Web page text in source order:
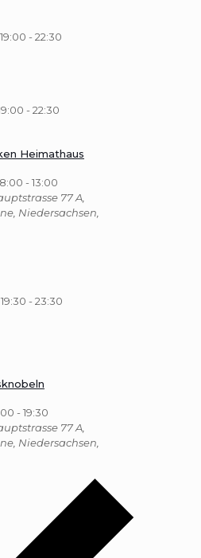
-22:30
-22:30
Heimathaus
-13:00
77 A,
Niedersachsen,
-23:30
-19:30
77 A,
Niedersachsen,